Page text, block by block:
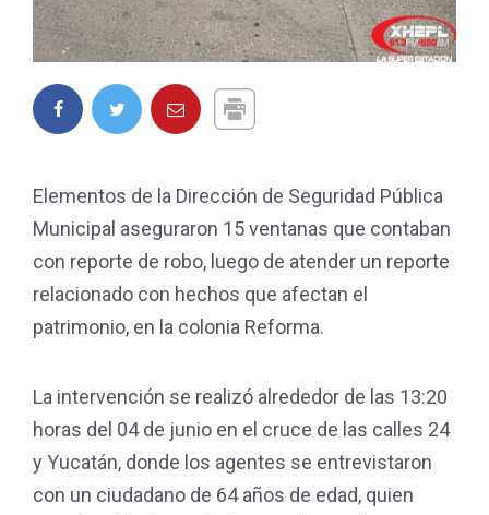
Elementos de la Dirección de Seguridad Pública
Municipal aseguraron 15 ventanas que contaban
con reporte de robo, luego de atender un reporte
relacionado con hechos que afectan el
patrimonio, en la colonia Reforma.
La intervención se realizó alrededor de las 13:20
horas del 04 de junio en el cruce de las calles 24
y Yucatán, donde los agentes se entrevistaron
con un ciudadano de 64 años de edad, quien